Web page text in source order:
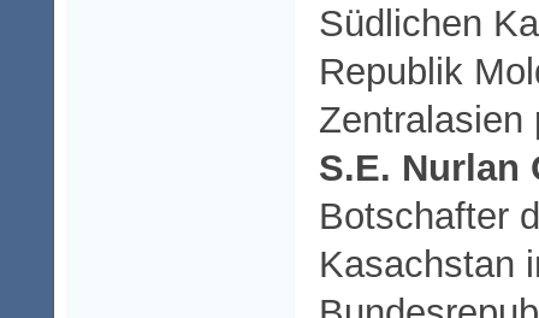
Südlichen
Republik
S.E. Nurlan
Botschafter
Kasachstan